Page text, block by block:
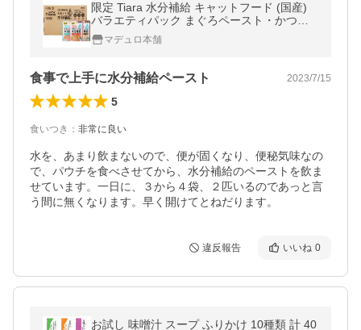
限定 Tiara 水分補給 キャットフード (国産)
バラエティパック まぐろペースト・かつお
ペースト・ささみペースト 18個入(3種類×各
6個マデュロ本舗
食事で上手に水分補給ペースト 2023/7/15
5
食いつき ： 非常に良い
水を、あまり飲まないので、便が固くなり、便秘気味なの
で、パウチを食べさせてから、水分補給のペーストを飲ま
せています。一日に、３から４袋、２匹いるのであっと言
う間に無くなります。早く開けてとねだります。
違反報告 いいね 0
お試し 味噌汁 スープ ふりかけ 10種類 計 40